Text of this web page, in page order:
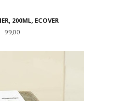
200ML, ECOVER
Pris
99,00